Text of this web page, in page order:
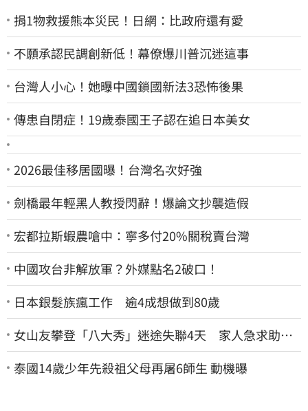
捐1物救援熊本災民！日網：比政府還有愛
不願承認民調創新低！幕僚爆川普沉迷這事
台灣人小心！她曝中國鎖國新法3恐怖後果
傳患自閉症！19歲泰國王子認在追日本美女
2026最佳移居國曝！台灣名次好強
劍橋最年輕黑人教授閃辭！爆論文抄襲造假
宏都拉斯蝦農嗆中：寧多付20%關稅賣台灣
中國攻台非解放軍？外媒點名2破口！
日本銀髮族瘋工作 逾4成想做到80歲
女山友攀登「八大秀」迷途失聯4天 家人急求助：
剩我媽還沒找到
泰國14歲少年先殺祖父母再屠6師生 動機曝